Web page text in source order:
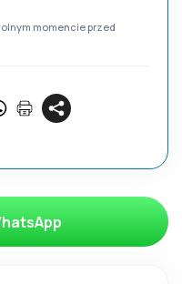
momencie przed